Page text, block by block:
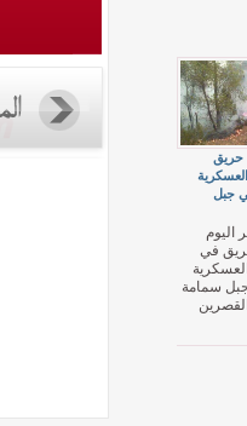
حريق
جبل
حريق في
سمامة